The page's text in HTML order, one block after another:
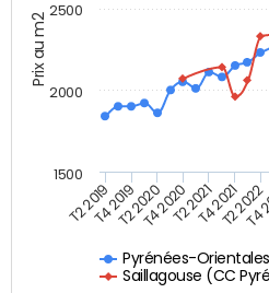
Prix au m2
Pyrénées-Orientales
Saillagouse (CC
T2 2019T4 2019T2 2020T4 2020T2 2021T4 2021T2 2022
T4
2000
2500
1500